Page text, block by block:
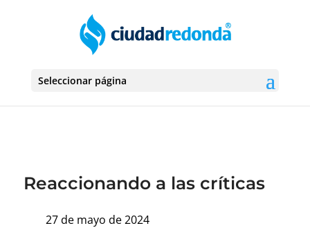
Seleccionar página
Reaccionando a las críticas
27 de mayo de 2024